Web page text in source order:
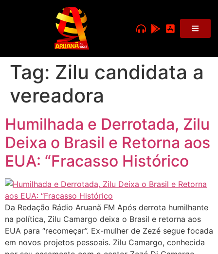
Tag: Zilu candidata a
vereadora
Humilhada e Derrotada, Zilu
Deixa o Brasil e Retorna aos
EUA: “Fracasso Histórico
Da Redação Rádio Aruanã FM Após derrota humilhante
na política, Zilu Camargo deixa o Brasil e retorna aos
EUA para “recomeçar”. Ex-mulher de Zezé segue focada
em novos projetos pessoais. Zilu Camargo, conhecida